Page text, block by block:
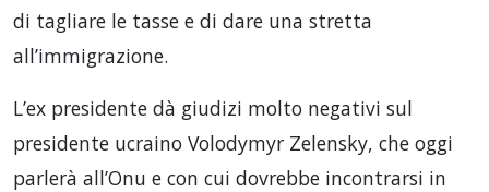
di tagliare le tasse e di dare una stretta
all’immigrazione.
L’ex presidente dà giudizi molto negativi sul
presidente ucraino Volodymyr Zelensky, che oggi
parlerà all’Onu e con cui dovrebbe incontrarsi in